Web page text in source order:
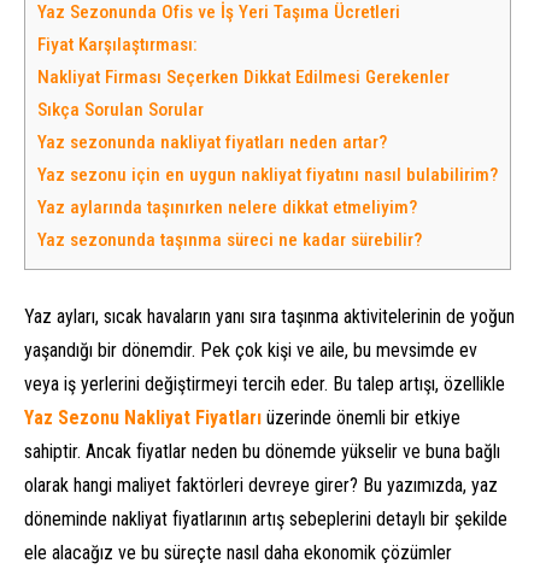
Yaz Sezonunda Ofis ve İş Yeri Taşıma Ücretleri
Fiyat Karşılaştırması:
Nakliyat Firması Seçerken Dikkat Edilmesi Gerekenler
Sıkça Sorulan Sorular
Yaz sezonunda nakliyat fiyatları neden artar?
Yaz sezonu için en uygun nakliyat fiyatını nasıl bulabilirim?
Yaz aylarında taşınırken nelere dikkat etmeliyim?
Yaz sezonunda taşınma süreci ne kadar sürebilir?
Yaz ayları, sıcak havaların yanı sıra taşınma aktivitelerinin de yoğun
yaşandığı bir dönemdir. Pek çok kişi ve aile, bu mevsimde ev
veya iş yerlerini değiştirmeyi tercih eder. Bu talep artışı, özellikle
Yaz Sezonu Nakliyat Fiyatları üzerinde önemli bir etkiye
sahiptir. Ancak fiyatlar neden bu dönemde yükselir ve buna bağlı
olarak hangi maliyet faktörleri devreye girer? Bu yazımızda, yaz
döneminde nakliyat fiyatlarının artış sebeplerini detaylı bir şekilde
ele alacağız ve bu süreçte nasıl daha ekonomik çözümler